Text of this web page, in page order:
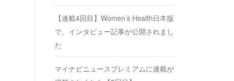
【連載4回目】Women’s Health日本版
で、インタビュー記事が公開されまし
た
マイナビニュースプレミアムに連載が